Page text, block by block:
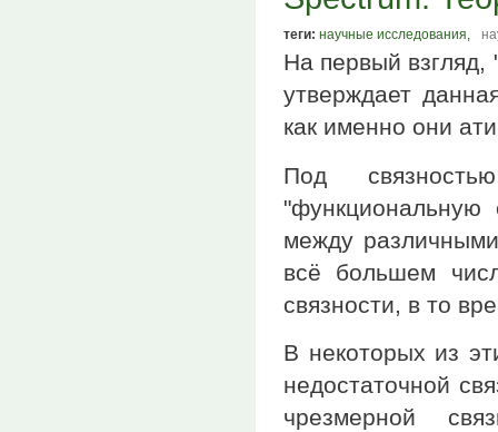
теги: научные исследования,
На первый взгляд,
утверждает
как именно они
Под
"функциональную
между
всё большем
связности, в то
В некоторых из
недостаточной
чрезмерной